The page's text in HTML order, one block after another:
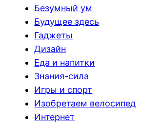
Безумный ум
Будущее здесь
Гаджеты
Дизайн
Еда и напитки
Знания-сила
Игры и спорт
Изобретаем велосипед
Интернет